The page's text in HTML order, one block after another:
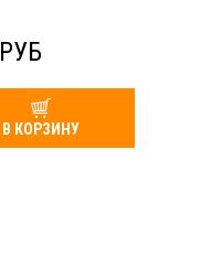
РУБ
В КОРЗИНУ